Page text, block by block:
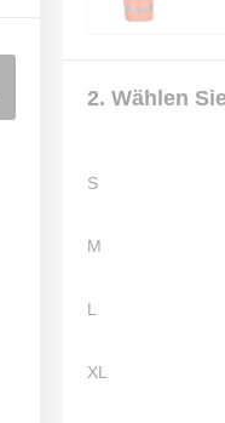
2. Wählen
S
M
L
XL